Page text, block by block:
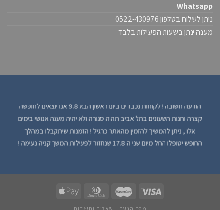
Whatsapp
ניתן לשלוח בטלפון 0522-430976
מענה ינתן בשעות הפעילות בלבד
הודעה חשובה ! לקוחות נכבדים ביום ראשון הבא 9.8 אנו יוצאים לחופשה
קצרה וחנות השעונים בתל אביב תהיה סגורה ולא יהיה מענה אנושי בימים
אלו , ניתן להמשיך להזמין מהאתר כרגיל ! הזמנות שיתקבלו במהלך
החופש יטופלו החל מיום שני ה 17.8 שנחזור לפעילות המשך קניה נעימה !